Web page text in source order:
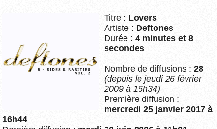
Titre : Lovers
Artiste : Deftones
Durée : 4 minutes et 8
secondes
Nombre de diffusions : 28
(depuis le jeudi 26 février
2009 à 16h34)
Première diffusion :
mercredi 25 janvier 2017 à
16h44